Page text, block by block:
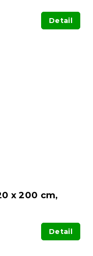
Detail
x 200 cm,
Detail